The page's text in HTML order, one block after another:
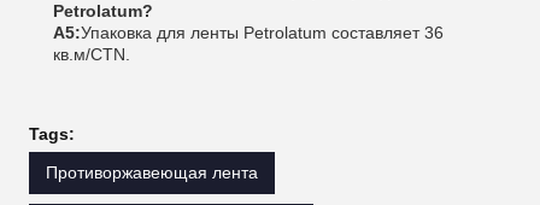
Petrolatum?
A5:Упаковка для ленты Petrolatum составляет 36
кв.м/CTN.
Tags:
Противоржавеющая лента